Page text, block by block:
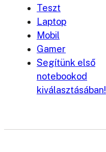
Teszt
Laptop
Mobil
Gamer
Segítünk első
notebookod
kiválasztásában!